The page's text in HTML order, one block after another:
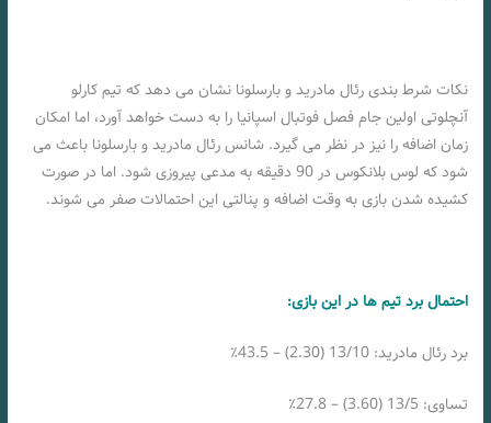
نکات شرط بندی رئال مادرید و بارسلونا نشان می دهد که تیم کارلو
آنچلوتی اولین جام فصل فوتبال اسپانیا را به دست خواهد آورد، اما امکان
زمان اضافه را نیز در نظر می گیرد. شانس رئال مادرید و بارسلونا باعث می
شود که لوس بلانکوس در 90 دقیقه به مدعی پیروزی شود. اما در صورت
کشیده شدن بازی به وقت اضافه و پنالتی این احتمالات صفر می شوند.
احتمال برد تیم ها در این بازی:
برد رئال مادرید: 13/10 (2.30) – 43.5٪
تساوی: 13/5 (3.60) – 27.8٪